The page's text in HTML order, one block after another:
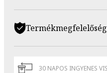
30 NAPOS INGYENES